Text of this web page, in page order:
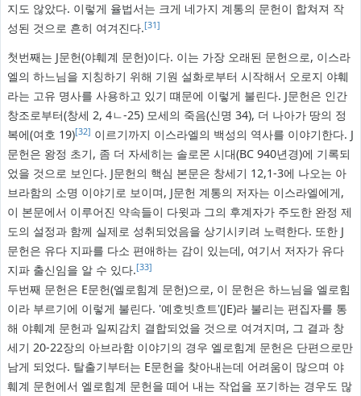
지도 않았다. 이렇게 율법서는 크게 네가지 계통의 문헌이 합쳐져 작
성된 것으로 흔히 여겨진다.[31]
첫번째는 J문헌(야훼계 문헌)이다. 이는 가장 오래된 문헌으로, 이스라
엘의 하느님을 지칭하기 위해 기원 설화로부터 시작해서 오로지 야훼
라는 고유 명사를 사용하고 있기 떄문에 이렇게 불린다. J문헌은 인간
창조로부터(창세 2, 4ㄴ-25) 모세의 죽음(신명 34), 더 나아가 땅의 정
복에(여호 19)[32] 이르기까지 이스라엘의 백성의 역사를 이야기한다. J
문헌은 왕정 초기, 좀 더 자세히는 솔로몬 시대(BC 940년경)에 기록되
었을 것으로 보인다. J문헌의 핵심 본문은 창세기 12,1-3에 나오는 아
브라함의 소명 이야기로 보이며, J문헌 계통의 저자는 이스라엘에게,
이 본문에서 이루어진 약속들이 다윗과 그의 후계자가 주도한 완정 제
도의 설정과 함께 실제로 성취되었음을 상기시키려 노력한다. 또한 J
문헌은 유다 지파를 다소 편애하는 감이 있는데, 여기서 저자가 유다
지파 출신임을 알 수 있다.[33]
두번째 문헌은 E문헌(엘로힘계 문헌)으로, 이 문헌은 하느님을 엘로힘
이라 부르기에 이렇게 불린다. '예호빗흐트'(JE)라 불리는 편집자를 통
해 야훼계 문헌과 일찌감치 결합되었을 것으로 여겨지며, 그 결과 창
세기 20-22장의 아브라함 이야기의 경우 엘로힘계 문헌은 단편으로만
남게 되었다. 탈출기부터는 E문헌을 찾아내는데 어려움이 많으며 야
훼계 문헌에서 엘로힘계 문헌을 떼어 내는 작업을 포기하는 경우도 많